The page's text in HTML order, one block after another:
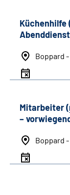
Abenddienst
Boppard -
Mitarbeiter (
–
Boppard -